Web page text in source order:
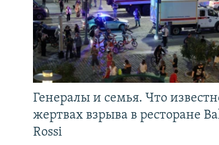
Генералы и семья. Что
жертвах взрыва в ресторане
Rossi